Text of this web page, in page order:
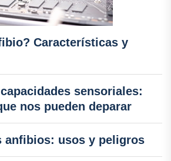
Características y
sensoriales:
nos pueden deparar
anfibios: usos y peligros